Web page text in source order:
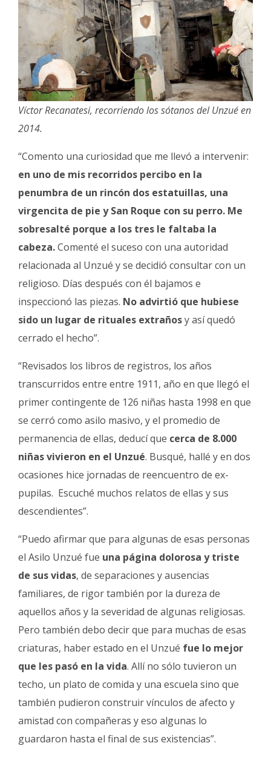
Víctor Recanatesi, recorriendo los sótanos del Unzué en
2014.
“Comento una curiosidad que me llevó a intervenir:
en uno de mis recorridos percibo en la
penumbra de un rincón dos estatuillas, una
virgencita de pie y San Roque con su perro. Me
sobresalté porque a los tres le faltaba la
cabeza.Comenté el suceso con una autoridad
relacionada al Unzué y se decidió consultar con un
religioso. Días después con él bajamos e
inspeccionó las piezas. No advirtió que hubiese
sido un lugar de rituales extrañosy así quedó
cerrado el hecho”.
“Revisados los libros de registros, los años
transcurridos entre entre 1911, año en que llegó el
primer contingente de 126 niñas hasta 1998 en que
se cerró como asilo masivo, y el promedio de
permanencia de ellas, deducí que cerca de 8.000
niñas vivieron en el Unzué. Busqué, hallé y en dos
ocasiones hice jornadas de reencuentro de ex-
pupilas. Escuché muchos relatos de ellas y sus
descendientes”.
“Puedo afirmar que para algunas de esas personas
el Asilo Unzué fue una página dolorosa y triste
de sus vidas, de separaciones y ausencias
familiares, de rigor también por la dureza de
aquellos años y la severidad de algunas religiosas.
Pero también debo decir que para muchas de esas
criaturas, haber estado en el Unzué fue lo mejor
que les pasó en la vida. Allí no sólo tuvieron un
techo, un plato de comida y una escuela sino que
también pudieron construir vínculos de afecto y
amistad con compañeras y eso algunas lo
guardaron hasta el final de sus existencias”.